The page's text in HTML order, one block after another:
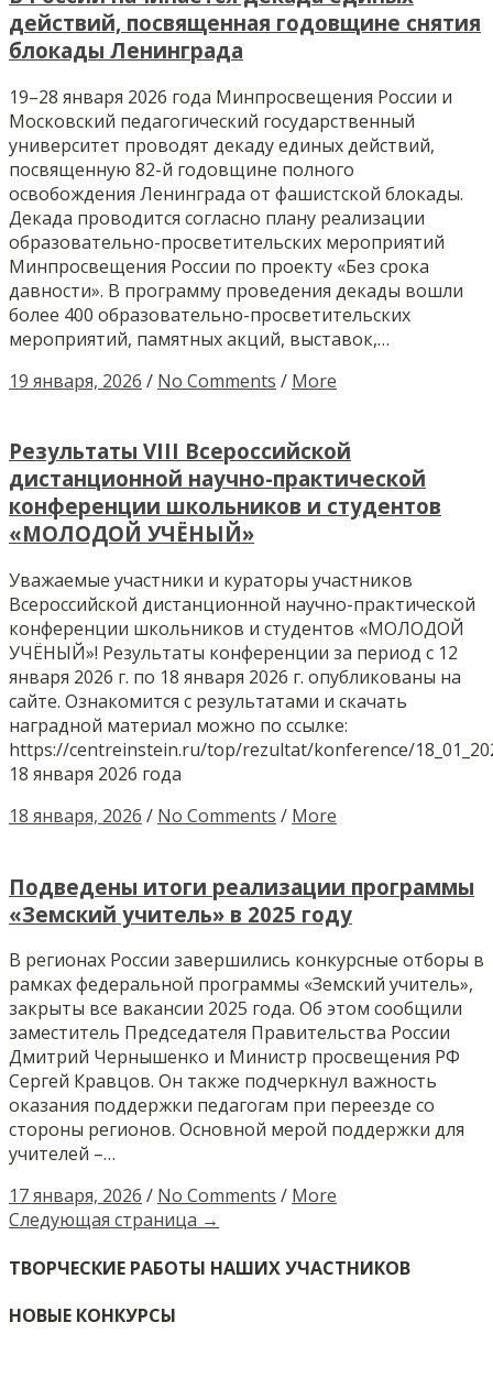
действий, посвященная годовщине снятия
блокады Ленинграда
19–28 января 2026 года Минпросвещения России и
Московский педагогический государственный
университет проводят декаду единых действий,
посвященную 82-й годовщине полного
освобождения Ленинграда от фашистской блокады.
Декада проводится согласно плану реализации
образовательно-просветительских мероприятий
Минпросвещения России по проекту «Без срока
давности». В программу проведения декады вошли
более 400 образовательно-просветительских
мероприятий, памятных акций, выставок,…
19 января, 2026 / No Comments / More
Результаты VIII Всероссийской
дистанционной научно-практической
конференции школьников и студентов
«МОЛОДОЙ УЧЁНЫЙ»
Уважаемые участники и кураторы участников
Всероссийской дистанционной научно-практической
конференции школьников и студентов «МОЛОДОЙ
УЧЁНЫЙ»! Результаты конференции за период с 12
января 2026 г. по 18 января 2026 г. опубликованы на
сайте. Ознакомится с результатами и скачать
наградной материал можно по ссылке:
https://centreinstein.ru/top/rezultat/konference/
18 января 2026 года
18 января, 2026 / No Comments / More
Подведены итоги реализации программы
«Земский учитель» в 2025 году
В регионах России завершились конкурсные отборы в
рамках федеральной программы «Земский учитель»,
закрыты все вакансии 2025 года. Об этом сообщили
заместитель Председателя Правительства России
Дмитрий Чернышенко и Министр просвещения РФ
Сергей Кравцов. Он также подчеркнул важность
оказания поддержки педагогам при переезде со
стороны регионов. Основной мерой поддержки для
учителей –…
17 января, 2026 / No Comments / More
Следующая страница →
ТВОРЧЕСКИЕ РАБОТЫ НАШИХ УЧАСТНИКОВ
НОВЫЕ КОНКУРСЫ